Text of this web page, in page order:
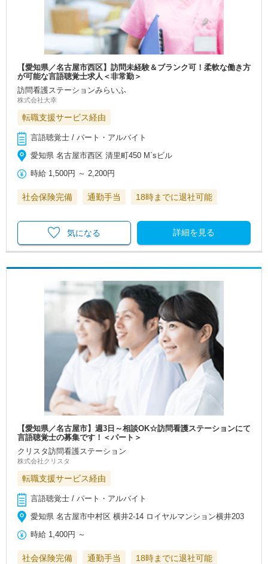
【愛知県／名古屋市西区】訪問未経験＆ブランク可！柔軟な働き方
が可能な言語聴覚士求人＜非常勤＞
訪問看護ステーションみらいふ
株式会社大幸
転職支援サービス経由
言語聴覚士 / パート・アルバイト
愛知県 名古屋市西区 清里町450 M`sビル
時給 1,500円 ～ 2,200円
社会保険完備 通勤手当 18時までに退社可能
詳細を見る
気になる
【愛知県／名古屋市】週3日～相談OK☆訪問看護ステーションにて
言語聴覚士の募集です！＜パート＞
クリスタ訪問看護ステーション
株式会社クリスタ
転職支援サービス経由
言語聴覚士 / パート・アルバイト
愛知県 名古屋市中村区 横井2-14 ロイヤルマンション横井203
時給 1,400円 ～
社会保険完備 通勤手当 18時までに退社可能